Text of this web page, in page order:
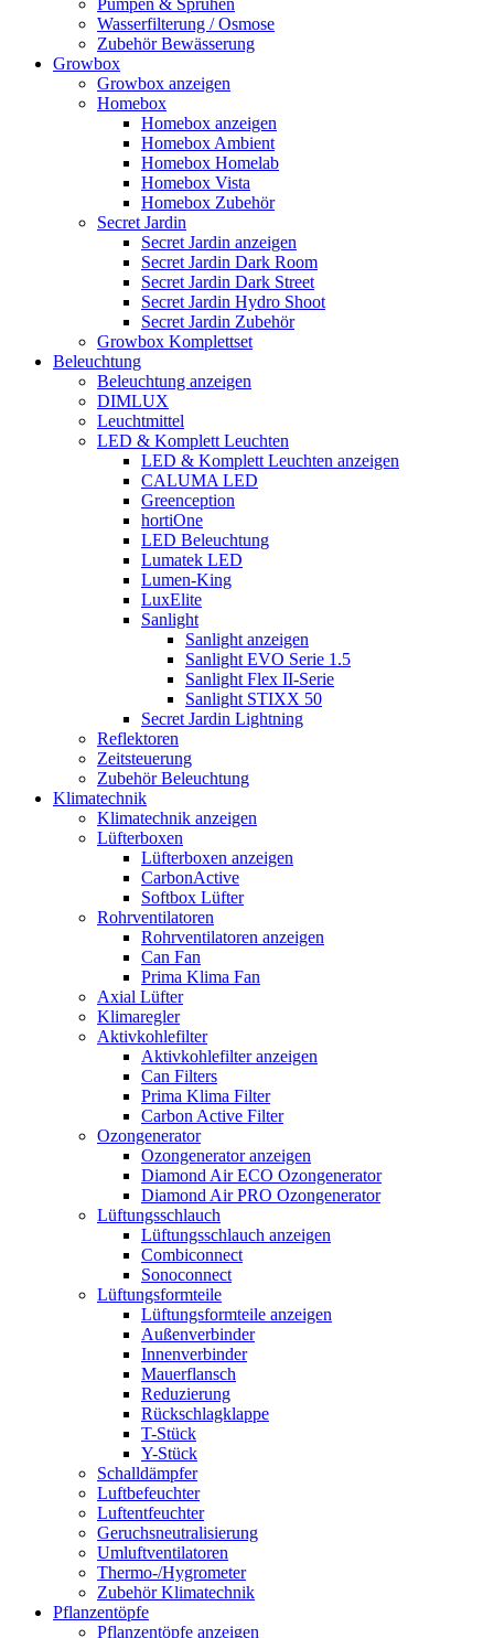
Wasserfilterung / Osmose
Zubehör Bewässerung
Growbox
Growbox anzeigen
Homebox
Homebox anzeigen
Homebox Ambient
Homebox Homelab
Homebox Vista
Homebox Zubehör
Secret Jardin
Secret Jardin anzeigen
Secret Jardin Dark Room
Secret Jardin Dark Street
Secret Jardin Hydro Shoot
Secret Jardin Zubehör
Growbox Komplettset
Beleuchtung
Beleuchtung anzeigen
DIMLUX
Leuchtmittel
LED & Komplett Leuchten
LED & Komplett Leuchten anzeigen
CALUMA LED
Greenception
hortiOne
LED Beleuchtung
Lumatek LED
Lumen-King
LuxElite
Sanlight
Sanlight anzeigen
Sanlight EVO Serie 1.5
Sanlight Flex II-Serie
Sanlight STIXX 50
Secret Jardin Lightning
Reflektoren
Zeitsteuerung
Zubehör Beleuchtung
Klimatechnik
Klimatechnik anzeigen
Lüfterboxen
Lüfterboxen anzeigen
CarbonActive
Softbox Lüfter
Rohrventilatoren
Rohrventilatoren anzeigen
Can Fan
Prima Klima Fan
Axial Lüfter
Klimaregler
Aktivkohlefilter
Aktivkohlefilter anzeigen
Can Filters
Prima Klima Filter
Carbon Active Filter
Ozongenerator
Ozongenerator anzeigen
Diamond Air ECO Ozongenerator
Diamond Air PRO Ozongenerator
Lüftungsschlauch
Lüftungsschlauch anzeigen
Combiconnect
Sonoconnect
Lüftungsformteile
Lüftungsformteile anzeigen
Außenverbinder
Innenverbinder
Mauerflansch
Reduzierung
Rückschlagklappe
T-Stück
Y-Stück
Schalldämpfer
Luftbefeuchter
Luftentfeuchter
Geruchsneutralisierung
Umluftventilatoren
Thermo-/Hygrometer
Zubehör Klimatechnik
Pflanzentöpfe
Pflanzentöpfe anzeigen